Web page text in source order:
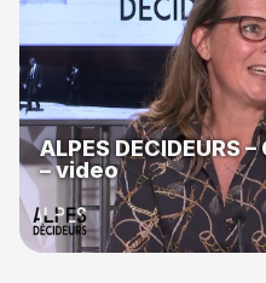
ALPES DECIDEURS
– video